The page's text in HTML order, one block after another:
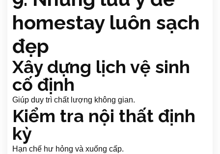
homestay luôn sạch
đẹp
Xây dựng lịch vệ sinh
cố định
Giúp duy trì chất lượng không gian.
Kiểm tra nội thất định
kỳ
Hạn chế hư hỏng và xuống cấp.